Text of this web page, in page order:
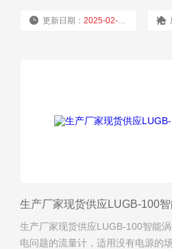
更新日期：2025-02-19
生产厂家现货供应LUGB-100
生产厂家现货供应LUGB-100智能
电问题的流量计，适用没有电源的